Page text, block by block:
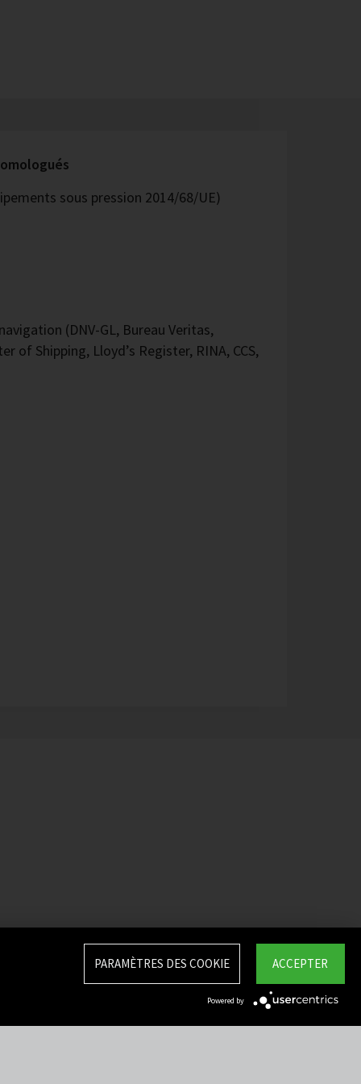
sous pression 2014/68/UE)
(DNV-GL, Bureau Veritas,
of Shipping, Lloyd’s Register, RINA, CCS,
ACCEPTER
PARAMÈTRES DES COOKIE
Powered by